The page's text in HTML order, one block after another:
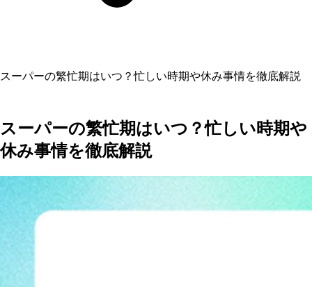
スーパーの繁忙期はいつ？忙しい時期や休み事情を徹底解説
スーパーの繁忙期はいつ？忙しい時期や
休み事情を徹底解説